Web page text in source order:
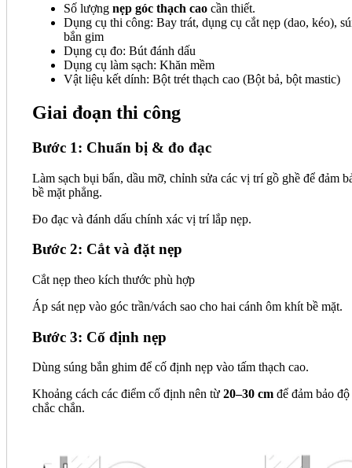
Số lượng nẹp góc thạch cao cần thiết.
Dụng cụ thi công: Bay trát, dụng cụ cắt nẹp (dao, kéo),
bắn gim
Dụng cụ đo: Bút đánh dấu
Dụng cụ làm sạch: Khăn mềm
Vật liệu kết dính: Bột trét thạch cao (Bột bả, bột mastic)
Giai đoạn thi công
Bước 1: Chuẩn bị & đo đạc
Làm sạch bụi bẩn, dầu mỡ, chỉnh sửa các vị trí gồ ghề để đảm
bề mặt phẳng.
Đo đạc và đánh dấu chính xác vị trí lắp nẹp.
Bước 2: Cắt và đặt nẹp
Cắt nẹp theo kích thước phù hợp
Áp sát nẹp vào góc trần/vách sao cho hai cánh ôm khít bề mặt.
Bước 3: Cố định nẹp
Dùng súng bắn ghim để cố định nẹp vào tấm thạch cao.
Khoảng cách các điểm cố định nên từ 20–30 cm để đảm bảo độ
chắc chắn.